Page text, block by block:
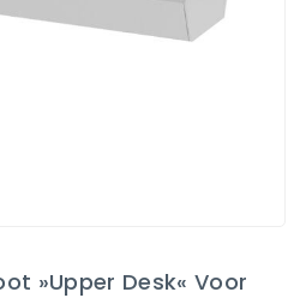
»Upper Desk« Voor